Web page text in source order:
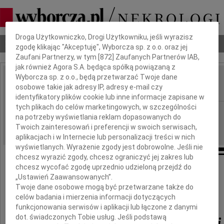
Nekrologi Odeszli Poradnik pogrzebowy
IMIĘ I NAZWISKO: Bronisław Pierzyński
REGION: Białystok
DATA EMISJI: 22.12.2022
Dbamy o Twoją prywatność
Droga Użytkowniczko, Drogi Użytkowniku, jeśli wyrazisz
zgodę klikając "Akceptuję", Wyborcza sp. z o.o. oraz jej
Zaufani Partnerzy, w tym [872 ] Zaufanych Partnerów IAB,
jak również Agora S.A. będąca spółką powiązaną z
Wyborcza sp. z o.o., będą przetwarzać Twoje dane
osobowe takie jak adresy IP, adresy e-mail czy
identyfikatory plików cookie lub inne informacje zapisane w
tych plikach do celów marketingowych, w szczególności
na potrzeby wyświetlania reklam dopasowanych do
Twoich zainteresowań i preferencji w swoich serwisach,
aplikacjach i w Internecie lub personalizacji treści w nich
wyświetlanych. Wyrażenie zgody jest dobrowolne. Jeśli nie
chcesz wyrazić zgody, chcesz ograniczyć jej zakres lub
chcesz wycofać zgodę uprzednio udzieloną przejdź do
„Ustawień Zaawansowanych”.
Twoje dane osobowe mogą być przetwarzane także do
celów badania i mierzenia informacji dotyczących
funkcjonowania serwisów i aplikacji lub łączone z danymi
dot. świadczonych Tobie usług. Jeśli podstawą